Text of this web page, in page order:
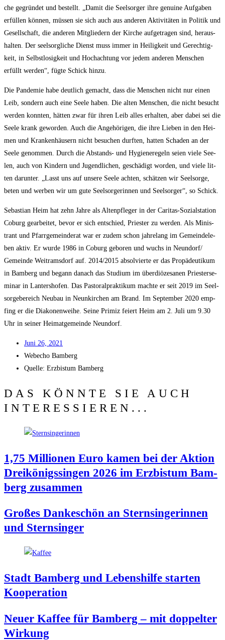
che gegrün­det und bestellt. „Damit die Seel­sor­ger ihre genui­ne Auf­ga­ben
erfül­len kön­nen, müs­sen sie sich auch aus ande­ren Akti­vi­tä­ten in Poli­tik und
Gesell­schaft, die ande­ren Mit­glie­dern der Kir­che auf­ge­tra­gen sind, her­aus­
hal­ten. Der seel­sorg­li­che Dienst muss immer in Hei­lig­keit und Gerech­tig­
keit, in Selbst­lo­sig­keit und Hoch­ach­tung vor jedem ande­ren Men­schen
erfüllt wer­den“, füg­te Schick hinzu.
Die Pan­de­mie habe deut­lich gemacht, dass die Men­schen nicht nur einen
Leib, son­dern auch eine See­le haben. Die alten Men­schen, die nicht besucht
wer­den konn­ten, hät­ten zwar für ihren Leib alles erhal­ten, aber dabei sei die
See­le krank gewor­den. Auch die Ange­hö­ri­gen, die ihre Lie­ben in den Hei­
men und Kran­ken­häu­sern nicht besu­chen durf­ten, hat­ten Scha­den an der
See­le genom­men. Durch die Abstands- und Hygie­ne­re­geln sei­en vie­le See­
len, auch von Kin­dern und Jugend­li­chen, geschä­digt wor­den, und vie­le lit­
ten dar­un­ter. „Lasst uns auf unse­re See­le ach­ten, schät­zen wir Seel­sor­ge,
beten und wer­ben wir um gute Seel­sor­ge­rin­nen und Seel­sor­ger“, so Schick.
Sebas­ti­an Heim hat zehn Jah­re als Alten­pfle­ger in der Cari­tas-Sozi­al­sta­ti­on
Coburg gear­bei­tet, bevor er sich ent­schied, Pries­ter zu wer­den. Als Minis­
trant und Pfarr­ge­mein­de­rat war er zudem schon jah­re­lang im Gemein­de­le­
ben aktiv. Er wur­de 1986 in Coburg gebo­ren und wuchs in Neundorf/​
Gemeinde Weit­rams­dorf auf. 2014/​2015 absol­vier­te er das Pro­pä­deu­ti­kum
in Bam­berg und begann danach das Stu­di­um im über­diö­ze­sa­nen Pries­ter­se­
mi­nar in Lan­ters­ho­fen. Das Pas­to­ral­prak­ti­kum mach­te er seit 2019 im Seel­
sor­ge­be­reich Neu­bau in Neun­kir­chen am Brand. Im Sep­tem­ber 2020 emp­
fing er die Dia­ko­nen­wei­he. Sei­ne Pri­miz fei­ert Heim am 2. Juli um 9.30
Uhr in sei­ner Hei­mat­ge­mein­de Neundorf.
Juni 26, 2021
Web­echo Bamberg
Quel­le: Erz­bis­tum Bamberg
DAS KÖNNTE SIE AUCH
INTERESSIEREN...
1,75 Mil­lio­nen Euro kamen bei der Akti­on
Drei­kö­nigs­sin­gen 2026 im Erz­bis­tum Bam­
berg zusammen
Gro­ßes Dan­ke­schön an Stern­sin­ge­rin­nen
und Sternsinger
Stadt Bam­berg und Lebens­hil­fe star­ten
Kooperation
Neu­er Kaf­fee für Bam­berg – mit dop­pel­ter
Wirkung